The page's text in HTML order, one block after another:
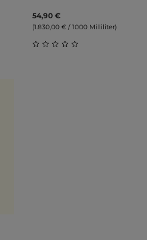
54,90 €
(1.830,00 € / 1000 Milliliter)